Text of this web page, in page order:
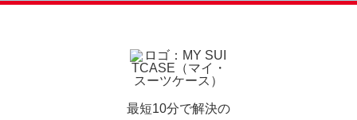
最短10分で解決の